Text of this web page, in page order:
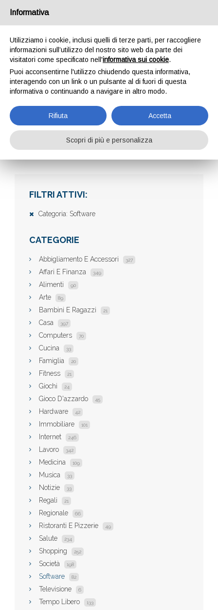
AZIENDE
Aziende
FILTRI ATTIVI:
Categoria: Software
CATEGORIE
Abbigliamento E Accessori 327
Affari E Finanza 349
Alimenti 90
Arte 89
Bambini E Ragazzi 21
Casa 397
Computers 70
Cucina 33
Famiglia 20
Fitness 21
Giochi 24
Gioco D'azzardo 45
Hardware 42
Immobiliare 101
Internet 246
Lavoro 342
Medicina 109
Musica 33
Notizie 33
Regali 21
Regionale 66
Ristoranti E Pizzerie 49
Salute 234
Shopping 252
Società 198
Software 82
Televisione 6
Tempo Libero 133
Informativa
Utilizziamo i cookie, inclusi quelli di terze parti, per raccogliere
informazioni sull’utilizzo del nostro sito web da parte dei
visitatori come specificato nell'informativa sui cookie.
Puoi acconsentirne l'utilizzo chiudendo questa informativa,
interagendo con un link o un pulsante al di fuori di questa
informativa o continuando a navigare in altro modo.
Rifiuta Accetta
Scopri di più e personalizza